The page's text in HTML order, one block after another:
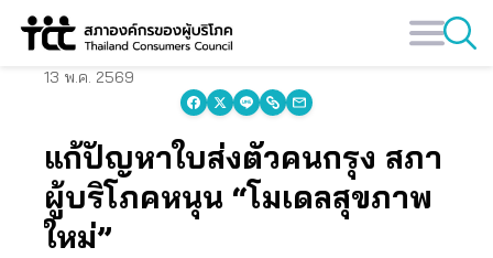
Skip
13 พ.ค. 2569
แก้ปัญหาใบส่งตัวคนกรุง สภา
ผู้บริโภคหนุน “โมเดลสุขภาพ
ใหม่”